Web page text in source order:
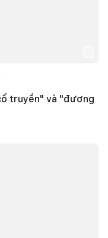
truyền" và "đương